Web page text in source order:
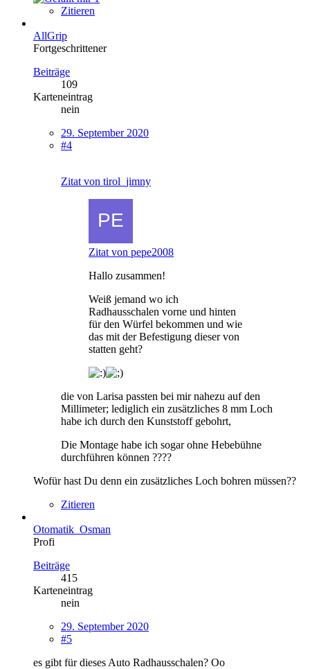
Zitieren
AllGrip
Fortgeschrittener
Beiträge
109
Karteneintrag
nein
29. September 2020
#4
Zitat von tirol_jimny
Zitat von pepe2008
Hallo zusammen!
Weiß jemand wo ich
Radhausschalen vorne und hinten
für den Würfel bekommen und wie
das mit der Befestigung dieser von
statten geht?
die von Larisa passten bei mir nahezu auf den
Millimeter; lediglich ein zusätzliches 8 mm Loch
habe ich durch den Kunststoff gebohrt,
Die Montage habe ich sogar ohne Hebebühne
durchführen können ????
Wofür hast Du denn ein zusätzliches Loch bohren müssen??
Zitieren
Otomatik_Osman
Profi
Beiträge
415
Karteneintrag
nein
29. September 2020
#5
es gibt für dieses Auto Radhausschalen? Oo